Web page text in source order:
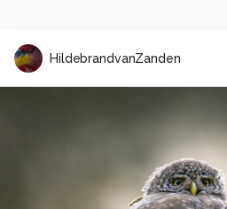
HildebrandvanZanden